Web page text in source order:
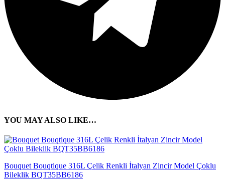
YOU MAY ALSO LIKE…
Bouquet Bouqtique 316L Çelik Renkli İtalyan Zincir Model Çoklu
Bileklik BQT35BB6186